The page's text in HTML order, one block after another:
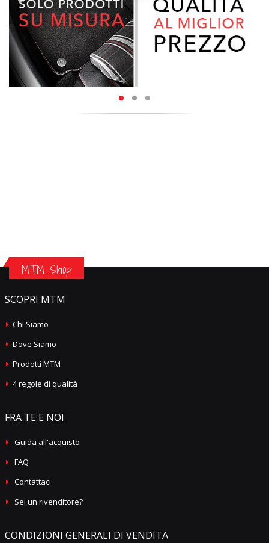
MTM Shop
SCOPRI MTM
Chi Siamo
Dove Siamo
Prodotti MTM
4 regole di qualità
FRA TE E NOI
Guida all'acquisto
FAQ
Contattaci
Sei un rivenditore?
CONDIZIONI GENERALI DI VENDITA